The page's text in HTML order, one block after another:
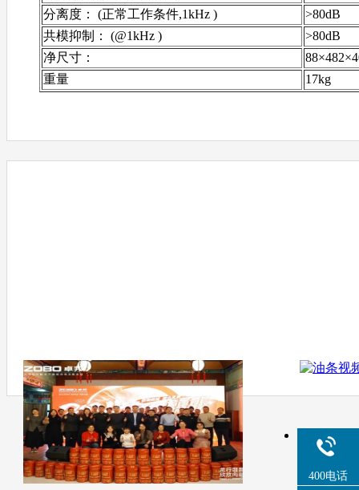
分离度： (正常工作条件,1kHz )
>80dB
共模抑制： (@1kHz )
>80dB
净尺寸：
重量
17kg
400电话